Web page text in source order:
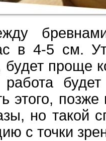
в 4-5 см.
будет проще
этого,
но такой
с точки